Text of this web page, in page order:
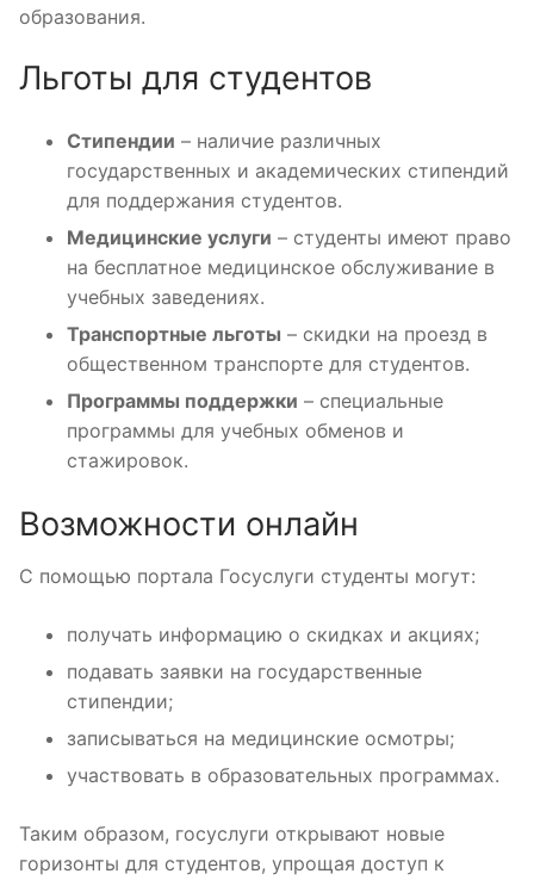
образования.
Льготы для студентов
Стипендии – наличие различных
государственных и академических стипендий
для поддержания студентов.
Медицинские услуги – студенты имеют право
на бесплатное медицинское обслуживание в
учебных заведениях.
Транспортные льготы – скидки на проезд в
общественном транспорте для студентов.
Программы поддержки – специальные
программы для учебных обменов и
стажировок.
Возможности онлайн
С помощью портала Госуслуги студенты могут:
получать информацию о скидках и акциях;
подавать заявки на государственные
стипендии;
записываться на медицинские осмотры;
участвовать в образовательных программах.
Таким образом, госуслуги открывают новые
горизонты для студентов, упрощая доступ к